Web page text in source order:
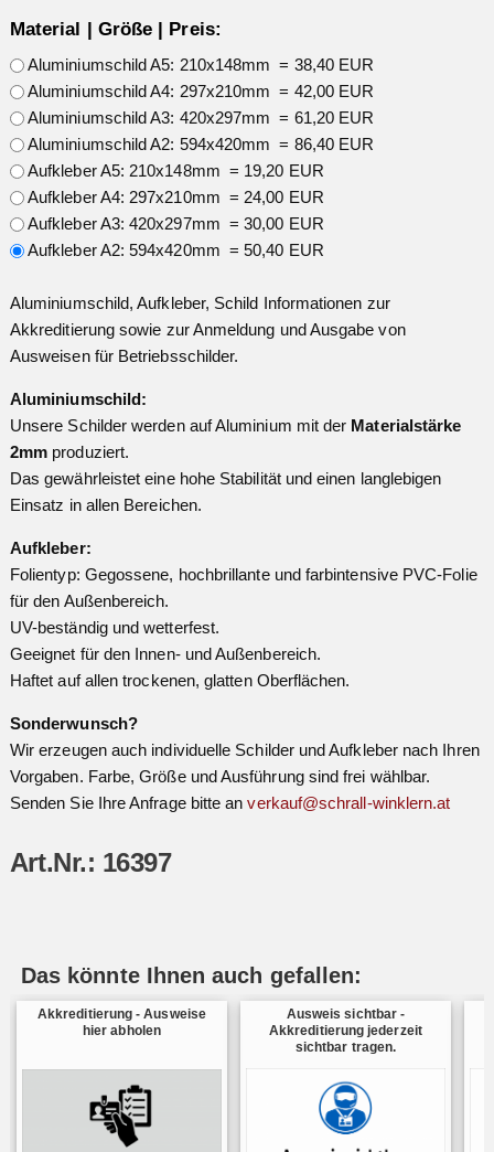
Material | Größe | Preis:
Aluminiumschild A5: 210x148mm = 38,40 EUR
Aluminiumschild A4: 297x210mm = 42,00 EUR
Aluminiumschild A3: 420x297mm = 61,20 EUR
Aluminiumschild A2: 594x420mm = 86,40 EUR
Aufkleber A5: 210x148mm = 19,20 EUR
Aufkleber A4: 297x210mm = 24,00 EUR
Aufkleber A3: 420x297mm = 30,00 EUR
Aufkleber A2: 594x420mm = 50,40 EUR
Aluminiumschild, Aufkleber, Schild Informationen zur
Akkreditierung sowie zur Anmeldung und Ausgabe von
Ausweisen für Betriebsschilder.
Aluminiumschild:
Unsere Schilder werden auf Aluminium mit der Materialstärke
2mm produziert.
Das gewährleistet eine hohe Stabilität und einen langlebigen
Einsatz in allen Bereichen.
Aufkleber:
Folientyp: Gegossene, hochbrillante und farbintensive PVC-Folie
für den Außenbereich.
UV-beständig und wetterfest.
Geeignet für den Innen- und Außenbereich.
Haftet auf allen trockenen, glatten Oberflächen.
Sonderwunsch?
Wir erzeugen auch individuelle Schilder und Aufkleber nach Ihren
Vorgaben. Farbe, Größe und Ausführung sind frei wählbar.
Senden Sie Ihre Anfrage bitte anverkauf@schrall-winklern.at
Art.Nr.: 16397
Das könnte Ihnen auch gefallen:
Akkreditierung - Ausweise
hier abholen
Ausweis sichtbar -
Akkreditierung jederzeit
sichtbar tragen.